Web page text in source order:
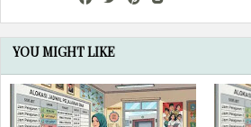
YOU MIGHT LIKE